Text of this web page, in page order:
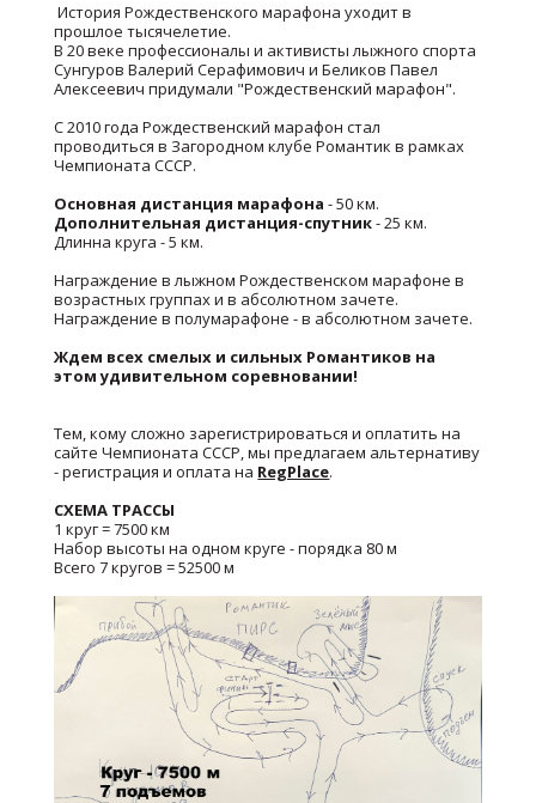
История Рождественского марафона уходит в
прошлое тысячелетие.
В 20 веке профессионалы и активисты лыжного спорта
Сунгуров Валерий Серафимович и Беликов Павел
Алексеевич придумали "Рождественский марафон".
С 2010 года Рождественский марафон стал
проводиться в Загородном клубе Романтик в рамках
Чемпионата СССР.
Основная дистанция марафона - 50 км.
Дополнительная дистанция-спутник- 25 км.
Длинна круга - 5 км.
Награждение в лыжном Рождественском марафоне в
возрастных группах и в абсолютном зачете.
Награждение в полумарафоне - в абсолютном зачете.
Ждем всех смелых и сильных Романтиков на
этом удивительном соревновании!
Тем, кому сложно зарегистрироваться и оплатить на
сайте Чемпионата СССР, мы предлагаем альтернативу
- регистрация и оплата на RegPlace.
СХЕМА ТРАССЫ
1 круг = 7500 км
Набор высоты на одном круге - порядка 80 м
Всего 7 кругов = 52500 м